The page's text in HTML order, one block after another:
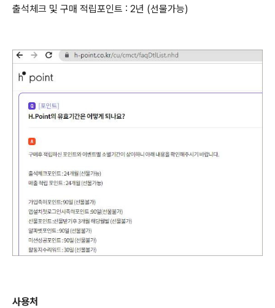
출석체크 및 구매 적립포인트 : 2년 (선물가능)
사용처